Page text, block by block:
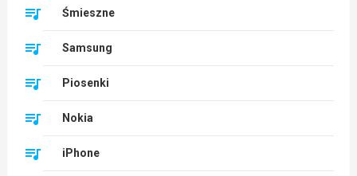
Śmieszne
Samsung
Piosenki
Nokia
iPhone